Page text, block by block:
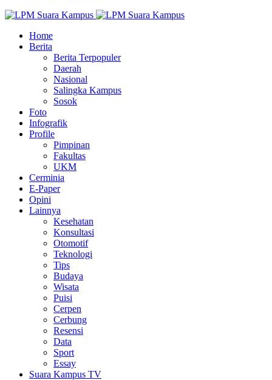
Home
Berita
Berita Terpopuler
Daerah
Nasional
Salingka Kampus
Sosok
Foto
Infografik
Profile
Pimpinan
Fakultas
UKM
Cerminia
E-Paper
Opini
Lainnya
Kesehatan
Konsultasi
Otomotif
Teknologi
Tips
Budaya
Wisata
Puisi
Cerpen
Cerbung
Resensi
Data
Sport
Essay
Suara Kampus TV